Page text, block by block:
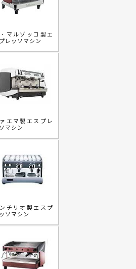
マルゾッコ製エ
レッソマシン
エマ製エスプレ
マシン
チリオ製エスプ
ソマシン